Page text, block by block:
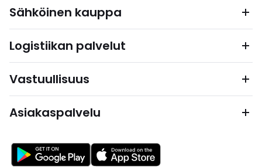
Sähköinen kauppa
Logistiikan palvelut
Vastuullisuus
Asiakaspalvelu